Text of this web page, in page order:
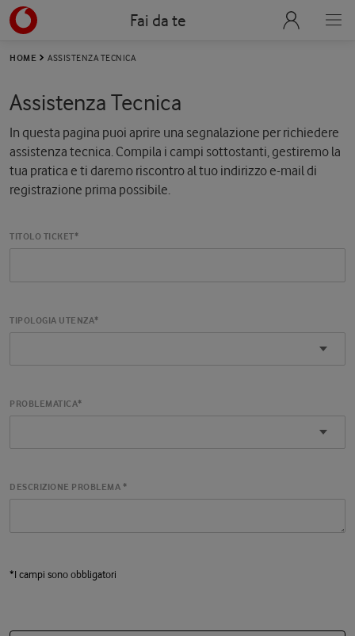
Fai da te
HOME ASSISTENZA TECNICA
Assistenza Tecnica
In questa pagina puoi aprire una segnalazione per richiedere
assistenza tecnica. Compila i campi sottostanti, gestiremo la
tua pratica e ti daremo riscontro al tuo indirizzo e-mail di
registrazione prima possibile.
TITOLO TICKET*
TIPOLOGIA UTENZA*
PROBLEMATICA*
DESCRIZIONE PROBLEMA *
*I campi sono obbligatori